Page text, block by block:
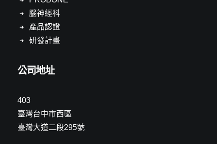
腦神經科
產品認證
研發計畫
公司地址
403
臺灣台中市西區
臺灣大道二段295號